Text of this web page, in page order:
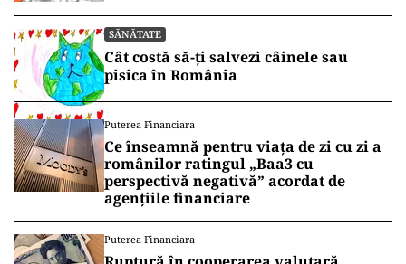
SĂNĂTATE
Cât costă să-ți salvezi câinele sau
pisica în România
Puterea Financiara
Ce înseamnă pentru viața de zi cu zi a
românilor ratingul „Baa3 cu
perspectivă negativă” acordat de
agențiile financiare
Puterea Financiara